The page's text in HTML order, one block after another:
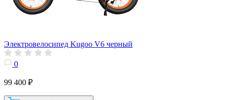
Электровелосипед Kugoo V6 черный
0
99 400 ₽